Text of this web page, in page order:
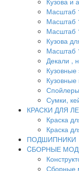
Масштаб
Масштаб
Масштаб
Кузова
Масштаб
Декали ,
Кузовные
Сумки,
КРАСКИ ДЛЯ
Краска
Краска
ПОДШИПНИКИ
CБОРНЫЕ
Сборные